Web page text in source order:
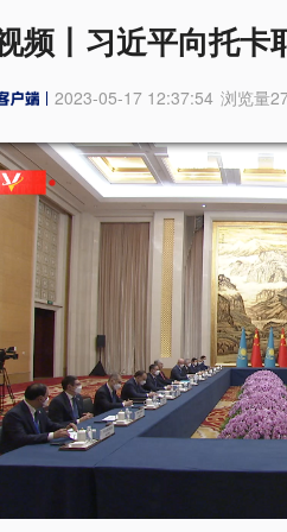
频丨习近平向托卡
2023-05-17 12:37:54 浏览量